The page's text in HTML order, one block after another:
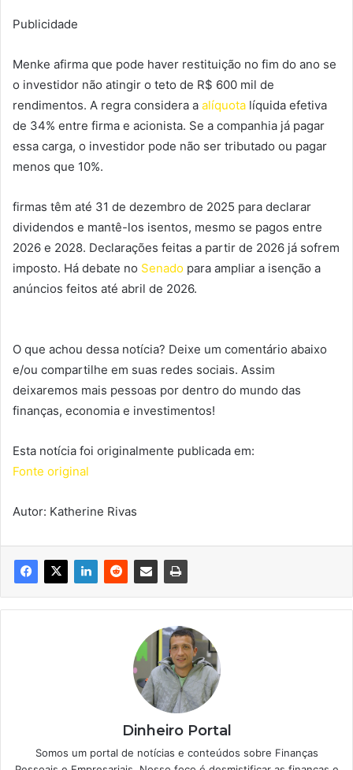
Publicidade
Menke afirma que pode haver restituição no fim do ano se
o investidor não atingir o teto de R$ 600 mil de
rendimentos. A regra considera a alíquota líquida efetiva
de 34% entre firma e acionista. Se a companhia já pagar
essa carga, o investidor pode não ser tributado ou pagar
menos que 10%.
firmas têm até 31 de dezembro de 2025 para declarar
dividendos e mantê-los isentos, mesmo se pagos entre
2026 e 2028. Declarações feitas a partir de 2026 já sofrem
imposto. Há debate no Senado para ampliar a isenção a
anúncios feitos até abril de 2026.
O que achou dessa notícia? Deixe um comentário abaixo
e/ou compartilhe em suas redes sociais. Assim
deixaremos mais pessoas por dentro do mundo das
finanças, economia e investimentos!
Esta notícia foi originalmente publicada em:
Fonte original
Autor: Katherine Rivas
Dinheiro Portal
Somos um portal de notícias e conteúdos sobre Finanças